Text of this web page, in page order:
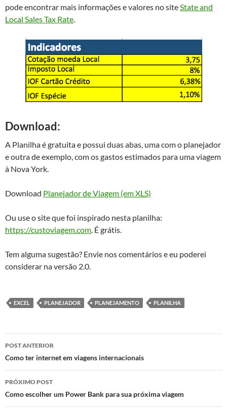
pode encontrar mais informações e valores no site State and
Local Sales Tax Rate
Download:
A Planilha é gratuita e possui duas abas, uma com o planejador
e outra de exemplo, com os gastos estimados para uma viagem
à Nova York.
Download Planejador de Viagem (em XLS)
Ou use o site que foi inspirado nesta planilha:
https://custoviagem.com . É grátis.
Tem alguma sugestão? Envie nos comentários e eu poderei
considerar na versão 2.0.
EXCEL PLANEJADOR PLANEJAMENTO PLANILHA
Navegação
de
posts
POST ANTERIOR
Como ter internet em viagens internacionais
PRÓXIMO POST
Como escolher um Power Bank para sua próxima viagem